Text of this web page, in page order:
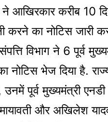
ने आखिरकार करीब 10
करने का नोटिस जारी
विभाग ने 6 पूर्व
भेज दिया है.
पूर्व मुख्यमंत्री एनडी
और अखिलेश